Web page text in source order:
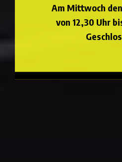
Am Mittwoch
von 12,30 Uhr